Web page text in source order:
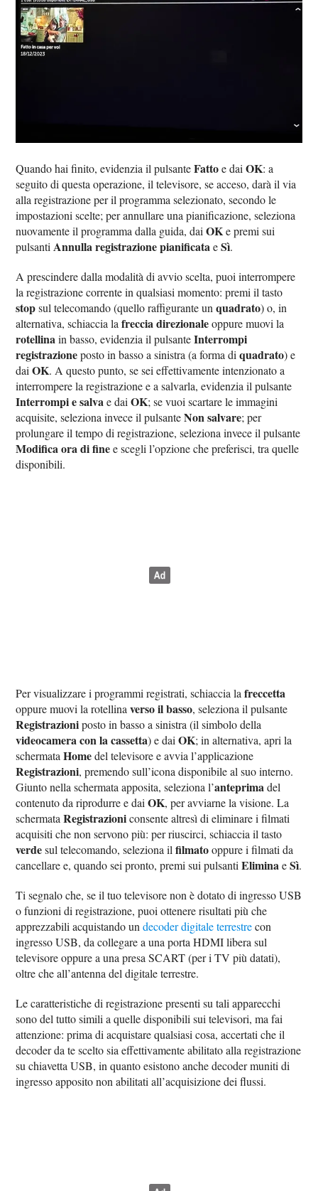
Quando hai finito, evidenzia il pulsanteFattoe daiOK: a
seguito di questa operazione, il televisore, se acceso, darà il via
alla registrazione per il programma selezionato, secondo le
impostazioni scelte; per annullare una pianificazione, seleziona
nuovamente il programma dalla guida, daiOKe premi sui
pulsanti Annulla registrazione pianificataeSì.
A prescindere dalla modalità di avvio scelta, puoi interrompere
la registrazione corrente in qualsiasi momento: premi il tasto
stopsul telecomando (quello raffigurante unquadrato) o, in
alternativa, schiaccia lafreccia direzionaleoppure muovi la
rotellinain basso, evidenzia il pulsanteInterrompi
registrazioneposto in basso a sinistra (a forma diquadrato) e
daiOK. A questo punto, se sei effettivamente intenzionato a
interrompere la registrazione e a salvarla, evidenzia il pulsante
Interrompi e salvae daiOK; se vuoi scartare le immagini
acquisite, seleziona invece il pulsanteNon salvare; per
prolungare il tempo di registrazione, seleziona invece il pulsante
Modifica ora di finee scegli l’opzione che preferisci, tra quelle
disponibili.
Per visualizzare i programmi registrati, schiaccia lafreccetta
oppure muovi la rotellinaverso il basso, seleziona il pulsante
Registrazioniposto in basso a sinistra (il simbolo della
videocamera con la cassetta) e daiOK; in alternativa, apri la
schermataHomedel televisore e avvia l’applicazione
Registrazioni, premendo sull’icona disponibile al suo interno.
Giunto nella schermata apposita, seleziona l’anteprimadel
contenuto da riprodurre e daiOK, per avviarne la visione. La
schermataRegistrazioniconsente altresì di eliminare i filmati
acquisiti che non servono più: per riuscirci, schiaccia il tasto
verdesul telecomando, seleziona ilfilmatooppure i filmati da
cancellare e, quando sei pronto, premi sui pulsantiEliminaeSì.
Ti segnalo che, se il tuo televisore non è dotato di ingresso USB
o funzioni di registrazione, puoi ottenere risultati più che
apprezzabili acquistando undecoder digitale terrestrecon
ingresso USB, da collegare a una porta HDMI libera sul
televisore oppure a una presa SCART (per i TV più datati),
oltre che all’antenna del digitale terrestre.
Le caratteristiche di registrazione presenti su tali apparecchi
sono del tutto simili a quelle disponibili sui televisori, ma fai
attenzione: prima di acquistare qualsiasi cosa, accertati che il
decoder da te scelto sia effettivamente abilitato alla registrazione
su chiavetta USB, in quanto esistono anche decoder muniti di
ingresso apposito non abilitati all’acquisizione dei flussi.